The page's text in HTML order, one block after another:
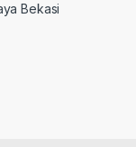
Bekasi